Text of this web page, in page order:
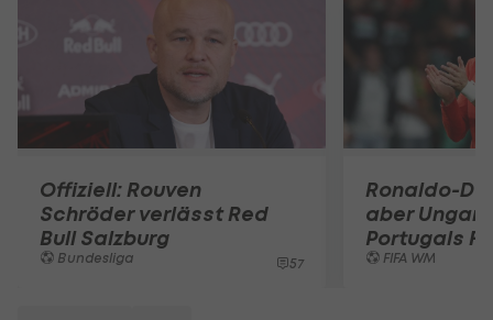
Offiziell: Rouven
Schröder verlässt Red
Bull Salzburg
Bundesliga 57
Ronaldo-
aber
Portugals
FIFA WM